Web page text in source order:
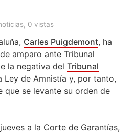
0 vistas
Carles Puigdemont, ha
amparo ante Tribunal
la negativa del Tribunal
Ley de Amnistía y, por tanto,
que se levante su orden de
a la Corte de Garantías,